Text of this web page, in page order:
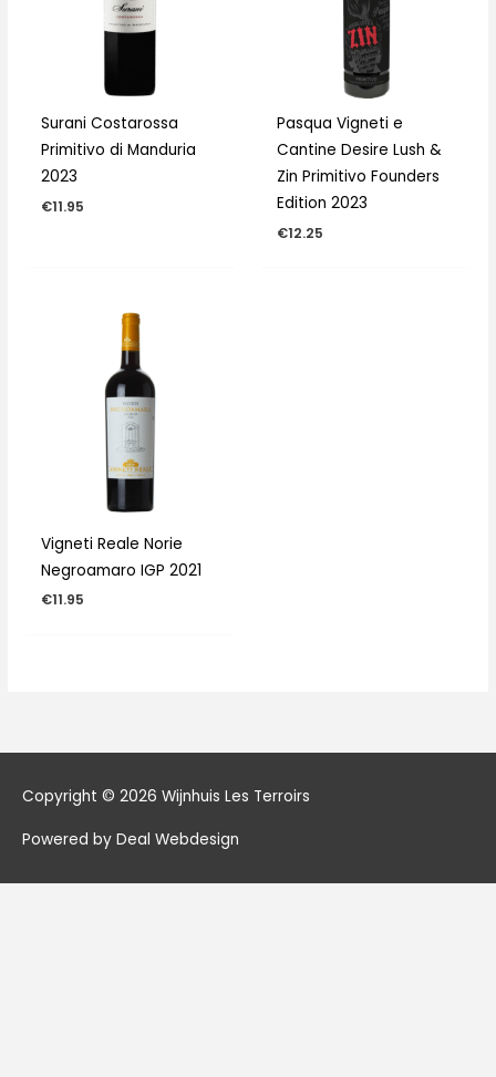
Surani Costarossa
Primitivo di Manduria
2023
€11.95
Pasqua Vigneti e
Cantine Desire Lush &
Zin Primitivo Founders
Edition 2023
€12.25
Vigneti Reale Norie
Negroamaro IGP 2021
€11.95
Copyright © 2026 Wijnhuis Les Terroirs
Powered by Deal Webdesign